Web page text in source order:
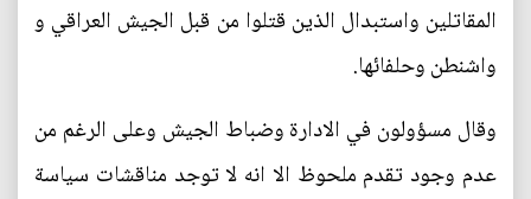
المقاتلين واستبدال الذين قتلوا من قبل الجيش العراقي و
واشنطن وحلفائها.
وقال مسؤولون في الادارة وضباط الجيش وعلى الرغم من
عدم وجود تقدم ملحوظ الا انه لا توجد مناقشات سياسة